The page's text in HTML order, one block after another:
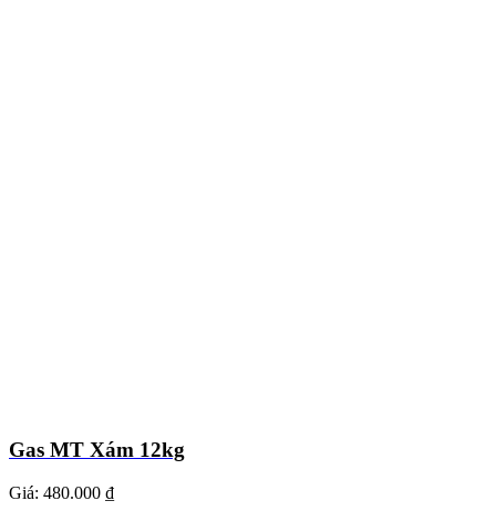
Gas MT Xám 12kg
Giá: 480.000 ₫